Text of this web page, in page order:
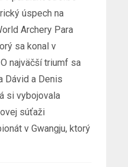
úspech na
Archery Para
sa konal v
najväčší triumf sa
Dávid a Denis
si vybojovala
súťaži
v Gwangju, ktorý